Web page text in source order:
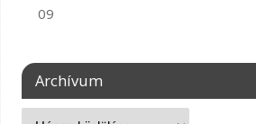
09
Archívum